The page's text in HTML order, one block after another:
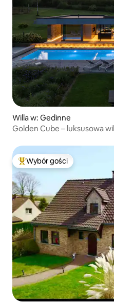
Willa w: Gedinne
Golden Cube – luksusowa
Najpopularniejsze z
Wybór gości